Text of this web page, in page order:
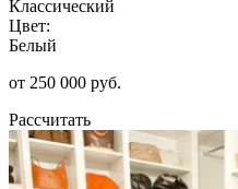
Классический
Цвет:
Белый
от 250 000 руб.
Рассчитать